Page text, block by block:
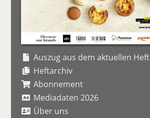
Auszug aus dem aktuellen Heft
Heftarchiv
Abonnement
Mediadaten 2026
Über uns